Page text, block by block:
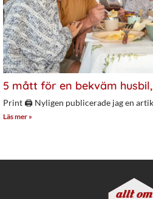
5 mått för en bekväm
Print 🖨 Nyligen publicerade jag en
Läs mer »